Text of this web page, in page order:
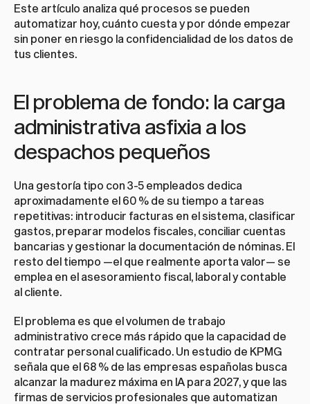
Este artículo analiza qué procesos se pueden
automatizar hoy, cuánto cuesta y por dónde empezar
sin poner en riesgo la confidencialidad de los datos de
tus clientes.
El problema de fondo: la carga
administrativa asfixia a los
despachos pequeños
Una gestoría tipo con 3-5 empleados dedica
aproximadamente el 60 % de su tiempo a tareas
repetitivas: introducir facturas en el sistema, clasificar
gastos, preparar modelos fiscales, conciliar cuentas
bancarias y gestionar la documentación de nóminas. El
resto del tiempo —el que realmente aporta valor— se
emplea en el asesoramiento fiscal, laboral y contable
al cliente.
El problema es que el volumen de trabajo
administrativo crece más rápido que la capacidad de
contratar personal cualificado. Un estudio de KPMG
señala que el 68 % de las empresas españolas busca
alcanzar la madurez máxima en IA para 2027, y que las
firmas de servicios profesionales que automatizan